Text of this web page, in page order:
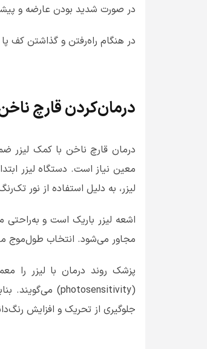
در صورت شدید بودن عارضه و
در هنگام راه‌رفتن و گذاشتن کف
درمان‌کردن قارچ
درمان قارچ ناخن با کمک لیزر
معین نیاز است. دستگاه لیزر
لیزر، به دلیل استفاده از نور
اشعه لیزر باریک است و
مجاور می‌شود. انتخاب طول‌موج
پزشک روند درمان با لیزر
(
photosensitivity) می‌گویند.
جلوگیری از تحریک و افزایش